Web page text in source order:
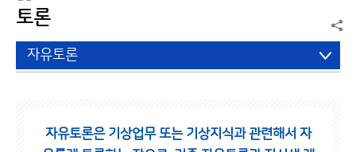
토론
자유토론
자유토론은 기상업무 또는 기상지식과 관련해서 자